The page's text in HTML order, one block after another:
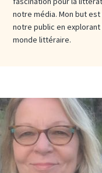
notre média. Mon but
notre public en
monde littéraire.